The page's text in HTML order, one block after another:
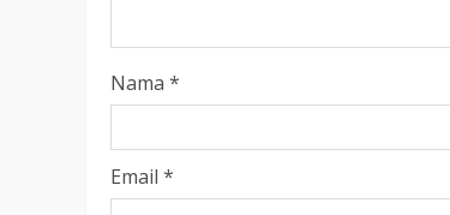
Nama *
Email *